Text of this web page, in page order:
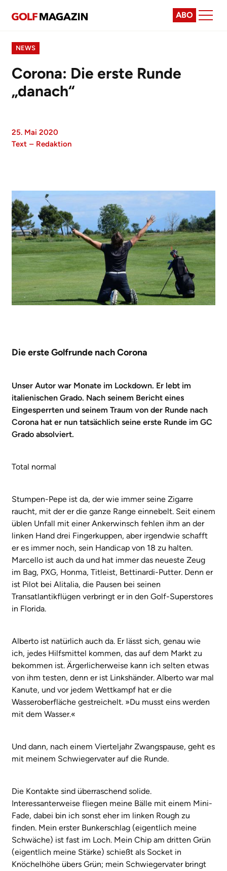
ABO
NEWS
Corona: Die erste Runde
„danach“
25. Mai 2020
Text – Redaktion
Die erste Golfrunde nach Corona
Unser Autor war Monate im Lockdown. Er lebt im
italienischen Grado. Nach seinem Bericht eines
Eingesperrten und seinem Traum von der Runde nach
Corona hat er nun tatsächlich seine erste Runde im GC
Grado absolviert.
Total normal
Stumpen-Pepe ist da, der wie immer seine Zigarre
raucht, mit der er die ganze Range einnebelt. Seit einem
üblen Unfall mit einer Ankerwinsch fehlen ihm an der
linken Hand drei Fingerkuppen, aber irgendwie schafft
er es immer noch, sein Handicap von 18 zu halten.
Marcello ist auch da und hat immer das neueste Zeug
im Bag, PXG, Honma, Titleist, Bettinardi-Putter. Denn er
ist Pilot bei Alitalia, die Pausen bei seinen
Transatlantikflügen verbringt er in den Golf-Superstores
in Florida.
Alberto ist natürlich auch da. Er lässt sich, genau wie
ich, jedes Hilfsmittel kommen, das auf dem Markt zu
bekommen ist. Ärgerlicherweise kann ich selten etwas
von ihm testen, denn er ist Linkshänder. Alberto war mal
Kanute, und vor jedem Wettkampf hat er die
Wasseroberfläche gestreichelt. »Du musst eins werden
mit dem Wasser.«
Und dann, nach einem Vierteljahr Zwangspause, geht es
mit meinem Schwiegervater auf die Runde.
Die Kontakte sind überraschend solide.
Interessanterweise fliegen meine Bälle mit einem Mini-
Fade, dabei bin ich sonst eher im linken Rough zu
finden. Mein erster Bunkerschlag (eigentlich meine
Schwäche) ist fast im Loch. Mein Chip am dritten Grün
(eigentlich meine Stärke) schießt als Socket in
Knöchelhöhe übers Grün; mein Schwiegervater bringt